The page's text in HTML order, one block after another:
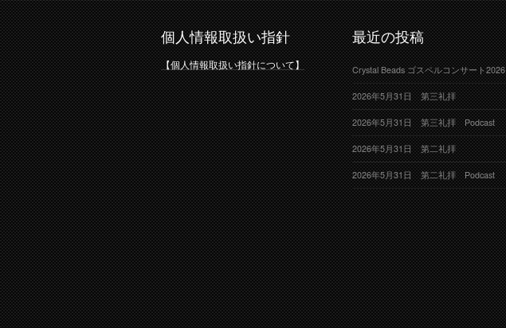
個人情報取扱い指針
【個人情報取扱い指針について】
最近の投稿
Crystal Beads ゴスペルコンサート2026
2026年5月31日 第三礼拝
2026年5月31日 第三礼拝 Podcast
2026年5月31日 第二礼拝
2026年5月31日 第二礼拝 Podcast